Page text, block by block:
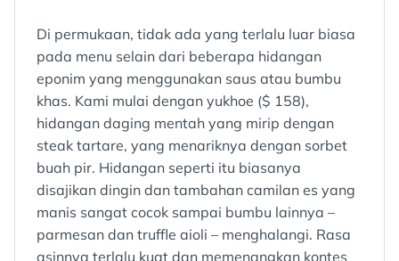
Di permukaan, tidak ada yang terlalu luar biasa
pada menu selain dari beberapa hidangan
eponim yang menggunakan saus atau bumbu
khas. Kami mulai dengan yukhoe ($ 158),
hidangan daging mentah yang mirip dengan
steak tartare, yang menariknya dengan sorbet
buah pir. Hidangan seperti itu biasanya
disajikan dingin dan tambahan camilan es yang
manis sangat cocok sampai bumbu lainnya –
parmesan dan truffle aioli – menghalangi. Rasa
asinnya terlalu kuat dan memenangkan kontes